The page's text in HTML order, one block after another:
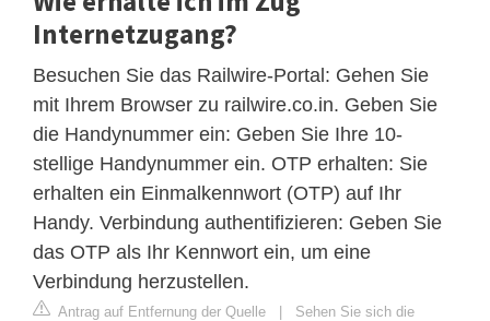
Internetzugang?
Besuchen Sie das Railwire-Portal: Gehen Sie
mit Ihrem Browser zu railwire.co.in. Geben Sie
die Handynummer ein: Geben Sie Ihre 10-
stellige Handynummer ein. OTP erhalten: Sie
erhalten ein Einmalkennwort (OTP) auf Ihr
Handy. Verbindung authentifizieren: Geben Sie
das OTP als Ihr Kennwort ein, um eine
Verbindung herzustellen.
Antrag auf Entfernung der Quelle | Sehen Sie sich die